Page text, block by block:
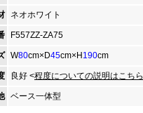
ネオホワイト
F557ZZ-ZA75
W80cm×D45cm×H 190cm
良好 <程度についての説明はこちら
ベース一体型